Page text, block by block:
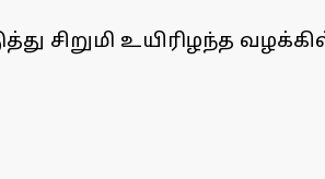
சிறுமி உயிரிழந்த